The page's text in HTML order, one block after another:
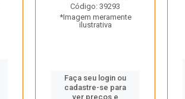
Código: 39293
*Imagem meramente
ilustrativa
Faça seu login ou
cadastre-se para
ver preços e